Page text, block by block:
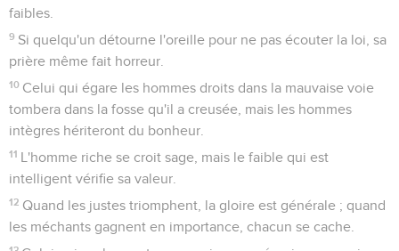
faibles.
9 Si quelqu'un détourne l'oreille pour ne pas écouter la loi, sa
prière même fait horreur.
10 Celui qui égare les hommes droits dans la mauvaise voie
tombera dans la fosse qu'il a creusée, mais les hommes
intègres hériteront du bonheur.
11 L'homme riche se croit sage, mais le faible qui est
intelligent vérifie sa valeur.
12 Quand les justes triomphent, la gloire est générale ; quand
les méchants gagnent en importance, chacun se cache.